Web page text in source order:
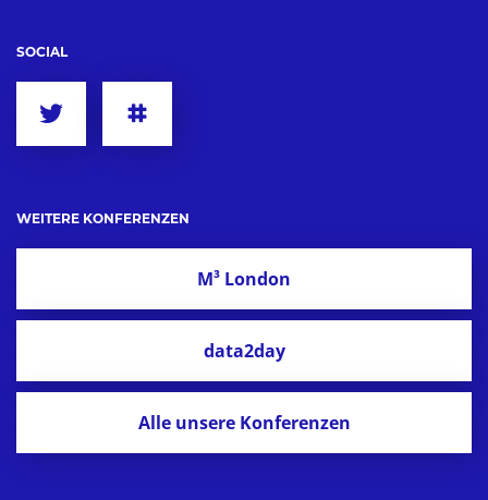
SOCIAL
WEITERE KONFERENZEN
M³ London
data2day
Alle unsere Konferenzen